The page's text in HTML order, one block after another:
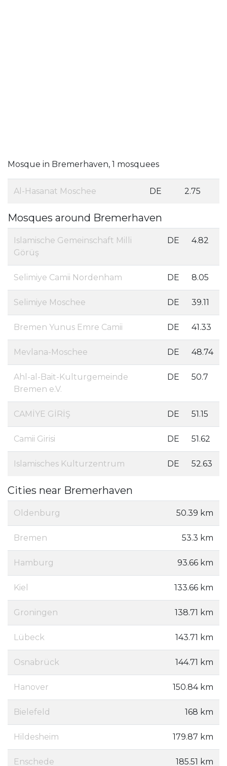
Mosque in Bremerhaven, 1 mosquees
Al-Hasanat Moschee DE 2.75
Mosques around Bremerhaven
Islamische Gemeinschaft Milli
Görüş
DE 4.82
Selimiye Camii Nordenham DE 8.05
Selimiye Moschee DE 39.11
Bremen Yunus Emre Camii DE 41.33
Mevlana-Moschee DE 48.74
Ahl-al-Bait-Kulturgemeinde
Bremen e.V.
DE 50.7
CAMİYE GİRİŞ DE 51.15
Camii Girisi DE 51.62
Islamisches Kulturzentrum DE 52.63
Cities near Bremerhaven
Oldenburg 50.39 km
Bremen 53.3 km
Hamburg 93.66 km
Kiel 133.66 km
Groningen 138.71 km
Lübeck 143.71 km
Osnabrück 144.71 km
Hanover 150.84 km
Bielefeld 168 km
Hildesheim 179.87 km
Enschede 185.51 km